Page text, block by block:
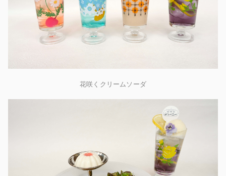
花咲くクリームソーダ